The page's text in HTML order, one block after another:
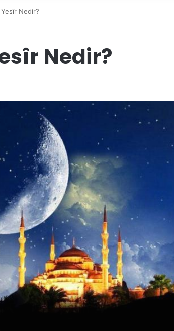
Nedir?
Nedir?